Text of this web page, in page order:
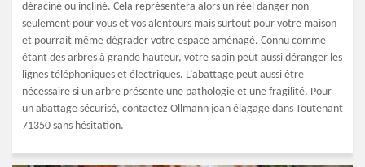
déraciné ou incliné. Cela représentera alors un réel danger non
seulement pour vous et vos alentours mais surtout pour votre maison
et pourrait même dégrader votre espace aménagé. Connu comme
étant des arbres à grande hauteur, votre sapin peut aussi déranger les
lignes téléphoniques et électriques. L’abattage peut aussi être
nécessaire si un arbre présente une pathologie et une fragilité. Pour
un abattage sécurisé, contactez Ollmann jean élagage dans Toutenant
71350 sans hésitation.